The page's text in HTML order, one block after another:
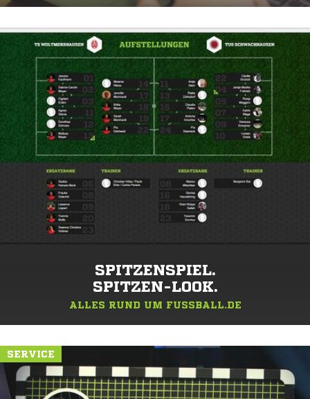
SPITZENSPIEL.
SPITZEN-LOOK.
ALLES RUND UM FUSSBALL.DE
SERVICE